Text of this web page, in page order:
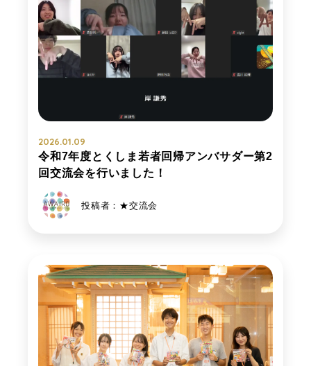
2026.01.09
令和7年度とくしま若者回帰アンバサダー第2
回交流会を行いました！
投稿者：★交流会